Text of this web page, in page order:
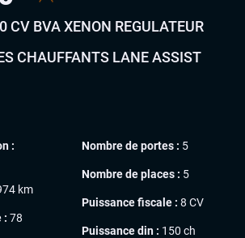
CV BVA XENON REGULATEUR
CHAUFFANTS LANE ASSIST
:
km
: 78
Nombre de portes : 5
Nombre de places : 5
Puissance fiscale : 8 CV
Puissance din : 150 ch